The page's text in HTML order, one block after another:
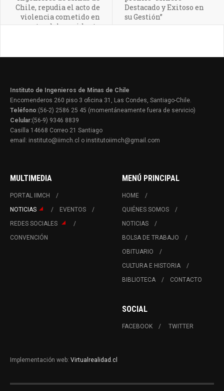
Chile, repudia el acto de
violencia cometido en
contra del presidente
Destacado y Exitoso en
su Gestión”
Instituto de Ingenieros de Minas de Chile
Encomenderos 260 piso 3 oficina 31, Las Condes, Santiago-Chile.
Teléfono:(56-2) 2586 25 45 (momentáneamente fuera de servicio)
Celular:(56-9) 9346 8839
Casilla 14668 Correo 21 Santiago
email: instituto@iimch.cl o institutoiimch@gmail.com
MULTIMEDIA
PORTAL IIMCH
NOTICIAS
EVENTOS
REDES SOCIALES
CONVENCIÓN
MENÚ PRINCIPAL
HOME
QUIÉNES SOMOS
NOTICIAS
BOLSA DE TRABAJO
OBITUARIO
CULTURA E HISTORIA
BIBLIOTECA
CONTACTO
SOCIAL
FACEBOOK TWITTER
Implementación web: Virtualrealidad.cl